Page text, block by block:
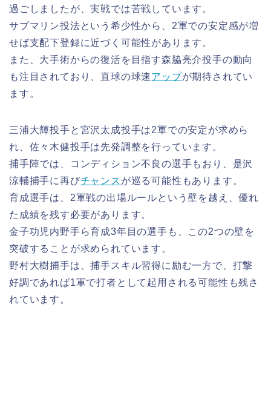
過ごしましたが、実戦では苦戦しています。
サブマリン投法という希少性から、2軍での安定感が増
せば支配下登録に近づく可能性があります。
また、大手術からの復活を目指す森脇亮介投手の動向
も注目されており、直球の球速アップが期待されてい
ます。
三浦大輝投手と宮沢太成投手は2軍での安定が求めら
れ、佐々木健投手は先発調整を行っています。
捕手陣では、コンディション不良の選手もおり、是沢
涼輔捕手に再びチャンス が巡る可能性もあります。
育成選手は、2軍戦の出場ルールという壁を越え、優れ
た成績を残す必要があります。
金子功児内野手ら育成3年目の選手も、この2つの壁を
突破することが求められています。
野村大樹捕手は、捕手スキル習得に励む一方で、打撃
好調であれば1軍で打者として起用される可能性も残さ
れています。